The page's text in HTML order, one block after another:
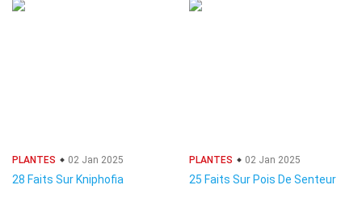
PLANTES 02 Jan 2025
28 Faits Sur Kniphofia
PLANTES 02 Jan 2025
25 Faits Sur Pois De Senteur